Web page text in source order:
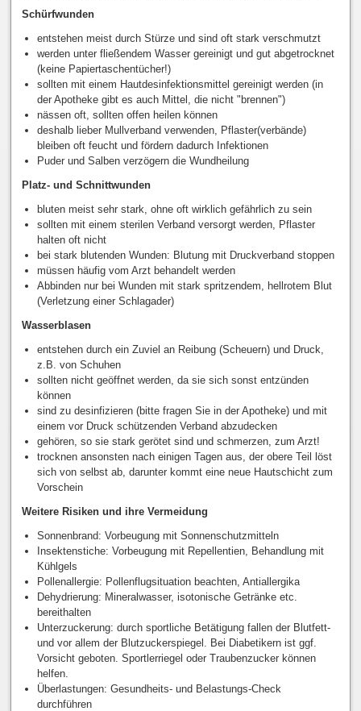
Schürfwunden
entstehen meist durch Stürze und sind oft stark verschmutzt
werden unter fließendem Wasser gereinigt und gut abgetrocknet
(keine Papiertaschentücher!)
sollten mit einem Hautdesinfektionsmittel gereinigt werden (in
der Apotheke gibt es auch Mittel, die nicht "brennen")
nässen oft, sollten offen heilen können
deshalb lieber Mullverband verwenden, Pflaster(verbände)
bleiben oft feucht und fördern dadurch Infektionen
Puder und Salben verzögern die Wundheilung
Platz- und Schnittwunden
bluten meist sehr stark, ohne oft wirklich gefährlich zu sein
sollten mit einem sterilen Verband versorgt werden, Pflaster
halten oft nicht
bei stark blutenden Wunden: Blutung mit Druckverband stoppen
müssen häufig vom Arzt behandelt werden
Abbinden nur bei Wunden mit stark spritzendem, hellrotem Blut
(Verletzung einer Schlagader)
Wasserblasen
entstehen durch ein Zuviel an Reibung (Scheuern) und Druck,
z.B. von Schuhen
sollten nicht geöffnet werden, da sie sich sonst entzünden
können
sind zu desinfizieren (bitte fragen Sie in der Apotheke) und mit
einem vor Druck schützenden Verband abzudecken
gehören, so sie stark gerötet sind und schmerzen, zum Arzt!
trocknen ansonsten nach einigen Tagen aus, der obere Teil löst
sich von selbst ab, darunter kommt eine neue Hautschicht zum
Vorschein
Weitere Risiken und ihre Vermeidung
Sonnenbrand: Vorbeugung mit Sonnenschutzmitteln
Insektenstiche: Vorbeugung mit Repellentien, Behandlung mit
Kühlgels
Pollenallergie: Pollenflugsituation beachten, Antiallergika
Dehydrierung: Mineralwasser, isotonische Getränke etc.
bereithalten
Unterzuckerung: durch sportliche Betätigung fallen der Blutfett-
und vor allem der Blutzuckerspiegel. Bei Diabetikern ist ggf.
Vorsicht geboten. Sportlerriegel oder Traubenzucker können
helfen.
Überlastungen: Gesundheits- und Belastungs-Check
durchführen